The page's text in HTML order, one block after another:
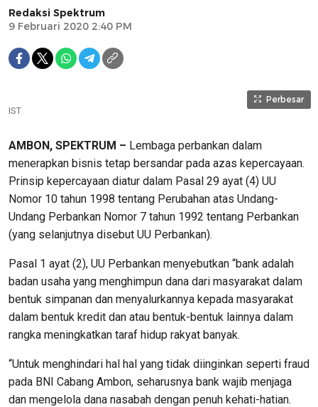
Redaksi Spektrum
9 Februari 2020 2:40 PM
Perbesar
IST
AMBON, SPEKTRUM – Lembaga perbankan dalam
menerapkan bisnis tetap bersandar pada azas kepercayaan.
Prinsip kepercayaan diatur dalam Pasal 29 ayat (4) UU
Nomor 10 tahun 1998 tentang Perubahan atas Undang-
Undang Perbankan Nomor 7 tahun 1992 tentang Perbankan
(yang selanjutnya disebut UU Perbankan).
Pasal 1 ayat (2), UU Perbankan menyebutkan “bank adalah
badan usaha yang menghimpun dana dari masyarakat dalam
bentuk simpanan dan menyalurkannya kepada masyarakat
dalam bentuk kredit dan atau bentuk-bentuk lainnya dalam
rangka meningkatkan taraf hidup rakyat banyak.
“Untuk menghindari hal hal yang tidak diinginkan seperti fraud
pada BNI Cabang Ambon, seharusnya bank wajib menjaga
dan mengelola dana nasabah dengan penuh kehati-hatian.